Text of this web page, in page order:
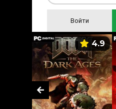
Войти
4.9